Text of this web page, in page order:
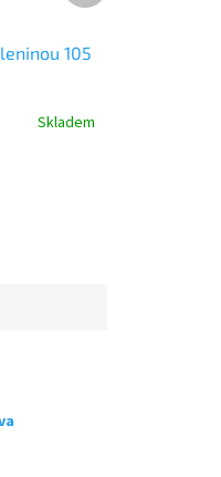
105
Skladem